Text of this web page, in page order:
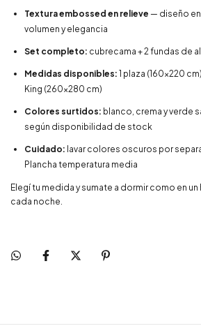
Textura embossed en relieve — diseño
volumen y elegancia
Set completo: cubrecama + 2 fundas de
Medidas disponibles: 1 plaza (160x220
King (260x280 cm)
Colores surtidos: blanco, crema y verde
según disponibilidad de stock
Cuidado: lavar colores oscuros por
Plancha temperatura media
Elegí tu medida y sumate a dormir como en
cada noche.